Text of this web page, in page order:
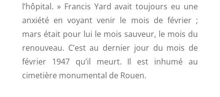
l’hôpital. » Francis Yard avait toujours eu une
anxiété en voyant venir le mois de février ;
mars était pour lui le mois sauveur, le mois du
renouveau. C’est au dernier jour du mois de
février 1947 qu’il meurt. Il est inhumé au
cimetière monumental de Rouen.